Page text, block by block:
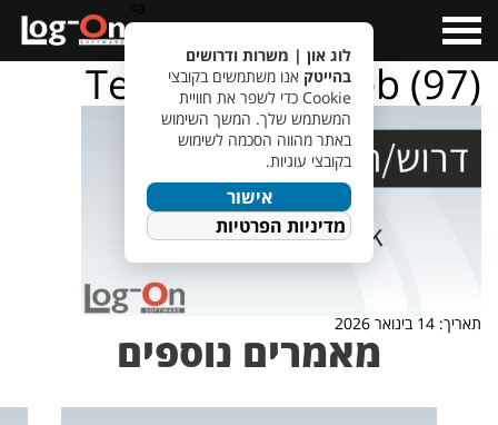
Menu
TempletJobsWeb (97)
תאריך: 14 בינואר 2026
מאמרים נוספים
לוג און | משרות ודרושים
בהייטק אנו משתמשים בקובצי
Cookie כדי לשפר את חוויית
המשתמש שלך. המשך השימוש
באתר מהווה הסכמה לשימוש
בקובצי עוגיות.
אישור
מדיניות הפרטיות